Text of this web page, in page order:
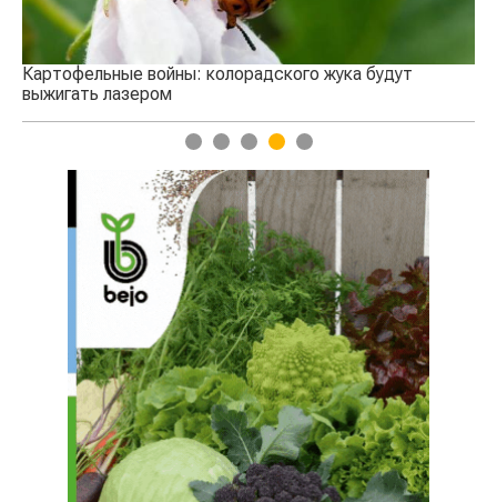
Картофельные войны: колорадского жука будут
выжигать лазером
1 2 3 4 5